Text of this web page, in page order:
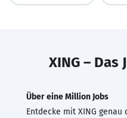
XING –
Über eine Million Jobs
Entdecke mit XING genau